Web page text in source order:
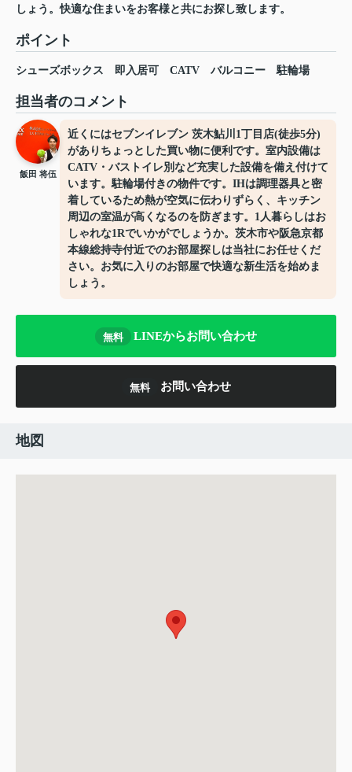
しょう。快適な住まいをお客様と共にお探し致します。
ポイント
シューズボックス 即入居可 CATV バルコニー 駐輪場
担当者のコメント
飯田 将伍
近くにはセブンイレブン 茨木鮎川1丁目店(徒歩5分)
がありちょっとした買い物に便利です。室内設備は
CATV・バストイレ別など充実した設備を備え付けて
います。駐輪場付きの物件です。IHは調理器具と密
着しているため熱が空気に伝わりずらく、キッチン
周辺の室温が高くなるのを防ぎます。1人暮らしはお
しゃれな1Rでいかがでしょうか。茨木市や阪急京都
本線総持寺付近でのお部屋探しは当社にお任せくだ
さい。お気に入りのお部屋で快適な新生活を始めま
しょう。
無料 LINEからお問い合わせ
無料 お問い合わせ
地図